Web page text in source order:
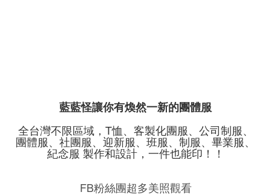
藍藍怪讓你有煥然一新的團體服
全台灣不限區域，T恤、客製化團服、公司制服、
團體服、社團服、迎新服、班服、制服、畢業服、
紀念服 製作和設計，一件也能印！！
FB粉絲團超多美照觀看